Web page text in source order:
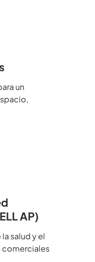
un
AP)
salud y el
comerciales